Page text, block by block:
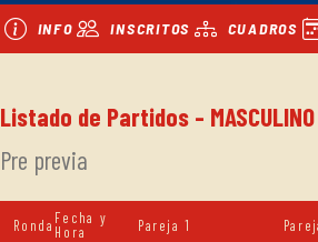
INFO INSCRITOS CUADROS
Listado de Partidos -
Pre previa
Ronda Fecha y
Hora
Pareja 1